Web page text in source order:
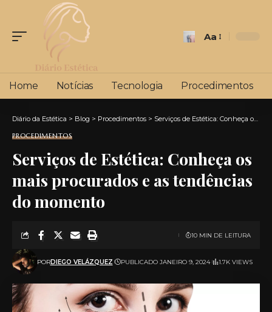
Font
Aa
Home Notícias Tecnologia Procedimentos
Diário da Estética > Blog > Procedimentos > Serviços de Estética: Conheça os mais procurados e as tendências do momento
PROCEDIMENTOS
Serviços de Estética: Conheça os
mais procurados e as tendências
do momento
PORDIEGO VELÁZQUEZ PUBLICADO JANEIRO 9, 2024 1.7K VIEWS
10 MIN DE LEITURA